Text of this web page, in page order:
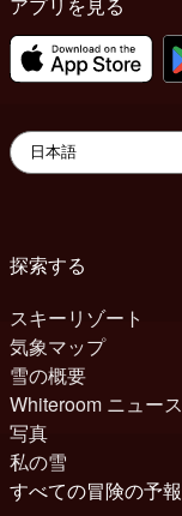
探索する
スキーリゾート
気象マップ
雪の概要
Whiteroom ニュース
写真
私の雪
すべての冒険の予報